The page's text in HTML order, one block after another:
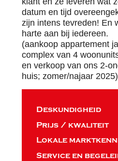
datum en tijd
zijn intens tevreden! En
harte aan bij iedereen.
(aankoop appartement
complex van 4
en verkoop van ons 2-
huis; zomer/najaar
Deskundigheid
Prijs / kwaliteit
Lokale
Service en